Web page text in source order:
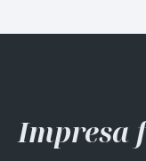
Impresa